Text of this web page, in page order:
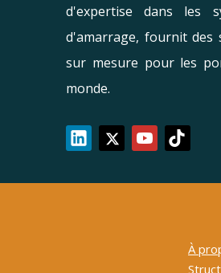
d'expertise dans les
d'amarrage, fournit des
sur mesure pour les
monde.
À